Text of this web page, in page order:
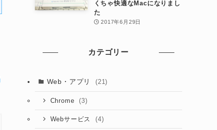
くちゃ快適なMacになりまし
た
2017年6月29日
カテゴリー
Web・アプリ (21)
Chrome (3)
Webサービス (4)